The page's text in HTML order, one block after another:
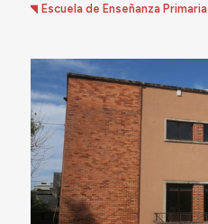
Escuela de Enseñanza Primaria